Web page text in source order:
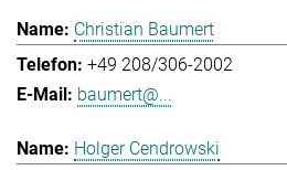
Christian Baumert
+49 208/306-2002
baumert@...
Holger Cendrowski